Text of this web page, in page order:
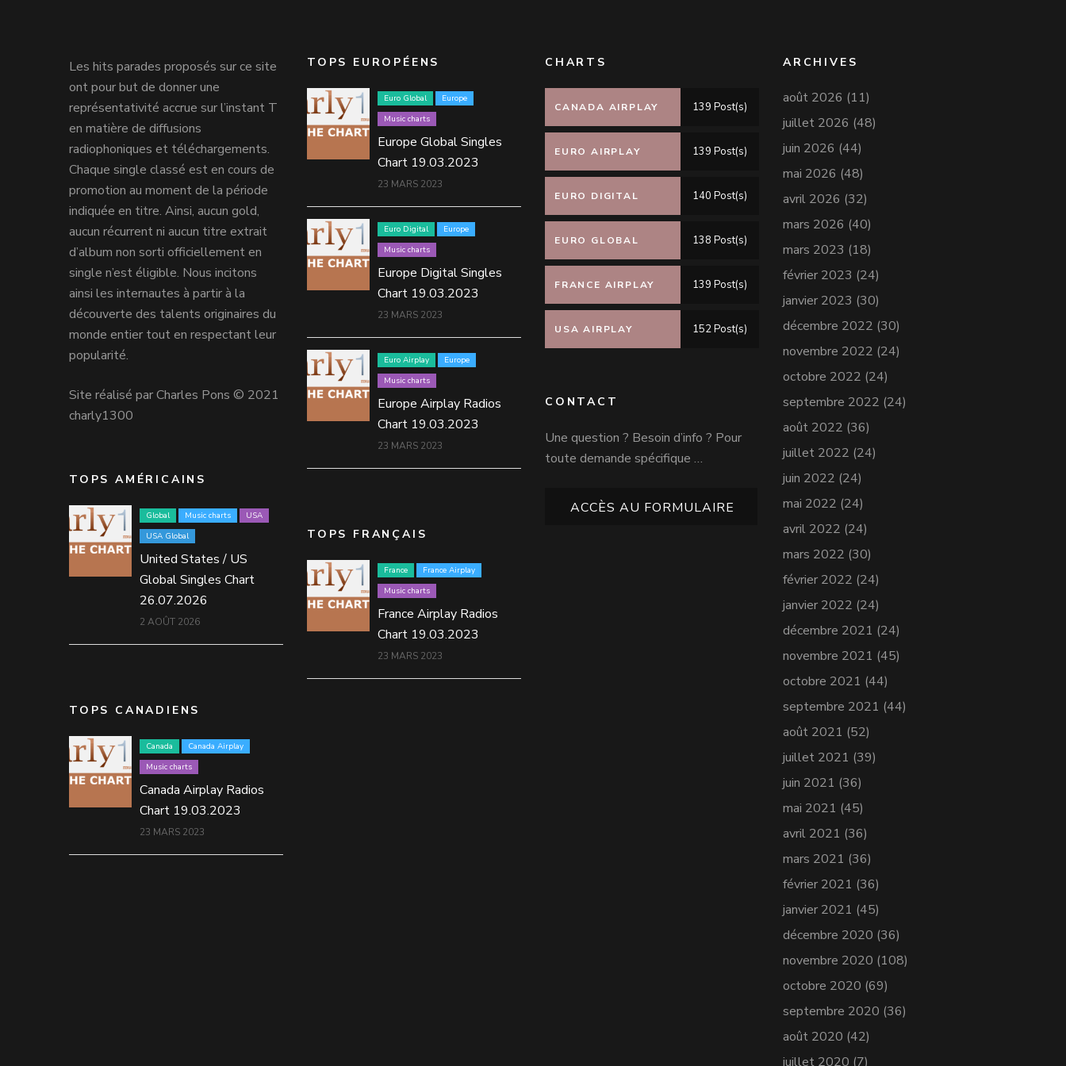
Les hits parades proposés sur ce site
ont pour but de donner une
représentativité accrue sur l’instant T
en matière de diffusions
radiophoniques et téléchargements.
Chaque single classé est en cours de
promotion au moment de la période
indiquée en titre. Ainsi, aucun gold,
aucun récurrent ni aucun titre extrait
d’album non sorti officiellement en
single n’est éligible. Nous incitons
ainsi les internautes à partir à la
découverte des talents originaires du
monde entier tout en respectant leur
popularité.
Site réalisé par Charles Pons © 2021
charly1300
TOPS AMÉRICAINS
Global Music charts
USA
USA Global
United States / US
Global Singles Chart
26.07.2026
2 AOÛT 2026
TOPS CANADIENS
Canada
Canada Airplay
Music charts
Canada Airplay Radios
Chart 19.03.2023
23 MARS 2023
TOPS EUROPÉENS
Euro Global
Europe
Music charts
Europe Global Singles
Chart 19.03.2023
23 MARS 2023
Euro Digital
Europe
Music charts
Europe Digital Singles
Chart 19.03.2023
23 MARS 2023
Euro Airplay
Europe
Music charts
Europe Airplay Radios
Chart 19.03.2023
23 MARS 2023
TOPS FRANÇAIS
France
France Airplay
Music charts
France Airplay Radios
Chart 19.03.2023
23 MARS 2023
CHARTS
CANADA AIRPLAY 139 Post(s)
EURO AIRPLAY 139 Post(s)
EURO DIGITAL 140 Post(s)
EURO GLOBAL 138 Post(s)
FRANCE AIRPLAY 139 Post(s)
USA AIRPLAY 152 Post(s)
CONTACT
Une question ? Besoin d’info ? Pour
toute demande spécifique …
ACCÈS AU FORMULAIRE
ARCHIVES
août 2026 (11)
juillet 2026 (48)
juin 2026 (44)
mai 2026 (48)
avril 2026 (32)
mars 2026 (40)
mars 2023 (18)
février 2023 (24)
janvier 2023 (30)
décembre 2022 (30)
novembre 2022 (24)
octobre 2022 (24)
septembre 2022 (24)
août 2022 (36)
juillet 2022 (24)
juin 2022 (24)
mai 2022 (24)
avril 2022 (24)
mars 2022 (30)
février 2022 (24)
janvier 2022 (24)
décembre 2021 (24)
novembre 2021 (45)
octobre 2021 (44)
septembre 2021 (44)
août 2021 (52)
juillet 2021 (39)
juin 2021 (36)
mai 2021 (45)
avril 2021 (36)
mars 2021 (36)
février 2021 (36)
janvier 2021 (45)
décembre 2020 (36)
novembre 2020 (108)
octobre 2020 (69)
septembre 2020 (36)
août 2020 (42)
juillet 2020 (7)